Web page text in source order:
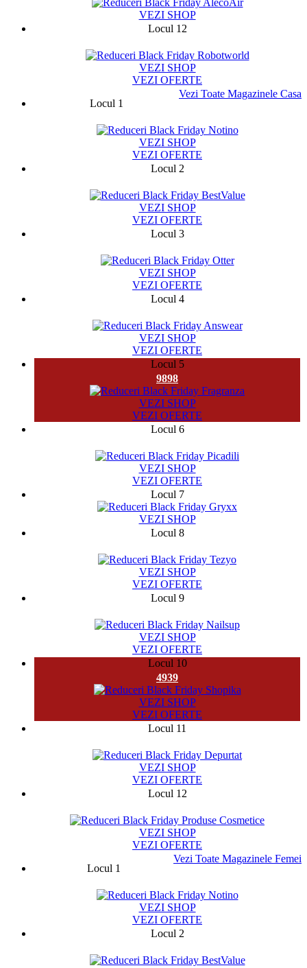
VEZI SHOP
Locul 12
VEZI SHOP
VEZI OFERTE
Vezi Toate Magazinele Casa
Locul 1
VEZI SHOP
VEZI OFERTE
Locul 2
VEZI SHOP
VEZI OFERTE
Locul 3
VEZI SHOP
VEZI OFERTE
Locul 4
VEZI SHOP
VEZI OFERTE
Locul 5
9898
VEZI SHOP
VEZI OFERTE
Locul 6
VEZI SHOP
VEZI OFERTE
Locul 7
VEZI SHOP
Locul 8
VEZI SHOP
VEZI OFERTE
Locul 9
VEZI SHOP
VEZI OFERTE
Locul 10
4939
VEZI SHOP
VEZI OFERTE
Locul 11
VEZI SHOP
VEZI OFERTE
Locul 12
VEZI SHOP
VEZI OFERTE
Vezi Toate Magazinele Femei
Locul 1
VEZI SHOP
VEZI OFERTE
Locul 2